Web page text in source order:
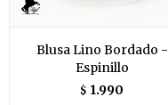
Blusa Lino Bordado -
Espinillo
$ 1.990